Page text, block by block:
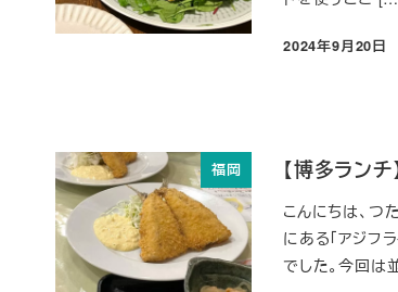
投稿日
2024年9月20日
福岡 【博多ラン
こんにちは、つ
にある「アジフ
でした。今回